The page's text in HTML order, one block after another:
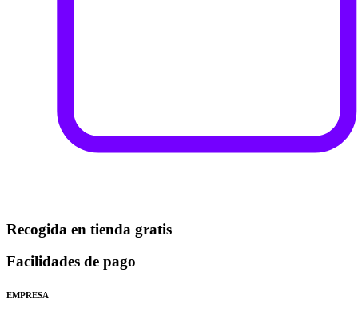
Recogida en tienda gratis
Facilidades de pago
EMPRESA